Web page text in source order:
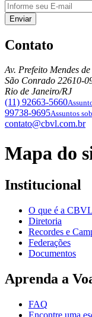
Enviar
Contato
Av. Prefeito Mendes
São Conrado 22610-
Rio de Janeiro/RJ
(11) 92663-5660
99738-9695Assuntos
contato@cbvl.com.br
Mapa do
Institucional
O que é a CBVL
Diretoria
Recordes e
Federações
Documentos
Aprenda a
FAQ
Encontre uma